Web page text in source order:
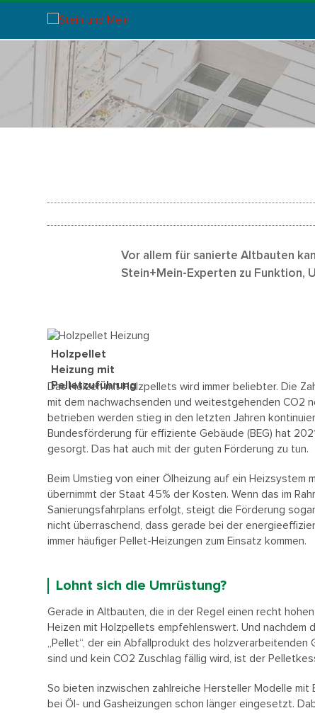
Vor allem für sanierte Altbauten
Stein+Mein-Experten zu Funktion,
Holzpellet
Heizung mit
Pelletzuführung
Das Heizen mit Holzpellets wird immer beliebter. Die
mit dem nachwachsenden und weitestgehenden CO2
betrieben werden stieg in den letzten Jahren
Bundesförderung für effiziente Gebäude (BEG) hat
gesorgt. Das hat auch mit der guten Förderung zu tun.
Beim Umstieg von einer Ölheizung auf ein Heizsystem
übernimmt der Staat 45% der Kosten. Wenn das im
Sanierungsfahrplans erfolgt, steigt die Förderung
nicht überraschend, dass gerade bei der
immer häufiger Pellet-Heizungen zum Einsatz kommen.
Lohnt sich die Umrüstung?
Gerade in Altbauten, die in der Regel einen recht
Heizen mit Holzpellets empfehlenswert. Und nachdem
„Pellet“, der ein Abfallprodukt des
sind und kein CO2 Zuschlag fällig wird, ist der
So bieten inzwischen zahlreiche Hersteller Modelle mit
bei Öl- und Gasheizungen schon länger eingesetzt.